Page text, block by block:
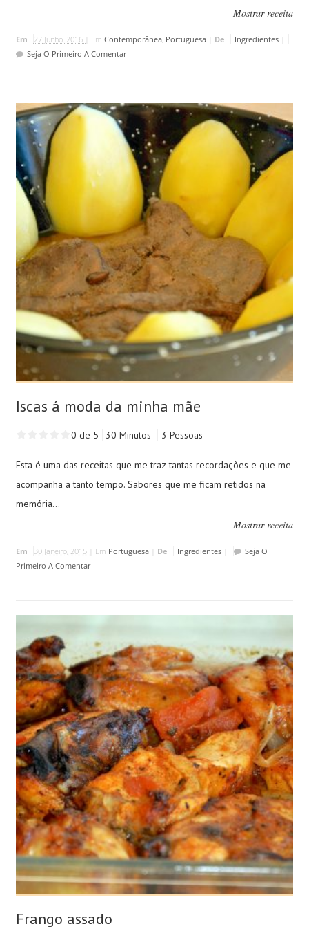
Mostrar receita
Em 27 Junho, 2016 | Em Contemporânea, Portuguesa| De Ingredientes|
Seja O Primeiro A Comentar
Iscas á moda da minha mãe
0 de 5 30 Minutos 3 Pessoas
Esta é uma das receitas que me traz tantas recordações e que me
acompanha a tanto tempo. Sabores que me ficam retidos na
memória...
Mostrar receita
Em 30 Janeiro, 2015 | Em Portuguesa| De Ingredientes|
Seja O
Primeiro A Comentar
Frango assado